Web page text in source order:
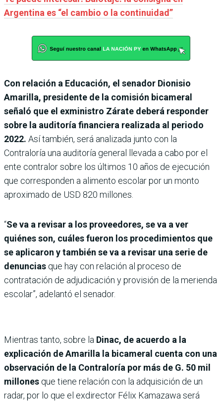
Argentina es “el cambio o la continuidad”
Con relación a Educación, el senador Dionisio
Amarilla, presidente de la comisión bicameral
señaló que el exministro Zárate deberá responder
sobre la auditoría financiera realizada al periodo
2022. Así también, será analizada junto con la
Contraloría una auditoría general llevada a cabo por el
ente contralor sobre los últimos 10 años de ejecución
que corresponden a alimento escolar por un monto
aproximado de USD 820 millones.
“Se va a revisar a los proveedores, se va a ver
quiénes son, cuáles fueron los procedimientos que
se aplicaron y también se va a revisar una serie de
denuncias que hay con relación al proceso de
contratación de adjudicación y provisión de la merienda
escolar”, adelantó el senador.
Mientras tanto, sobre la Dinac, de acuerdo a la
explicación de Amarilla la bicameral cuenta con una
observación de la Contraloría por más de G. 50 mil
millones que tiene relación con la adquisición de un
radar, por lo que el exdirector Félix Kamazawa será